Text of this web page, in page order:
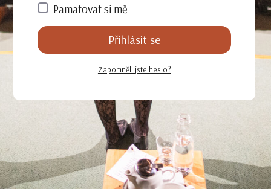
Pamatovat si mě
Přihlásit se
Zapomněli jste heslo?